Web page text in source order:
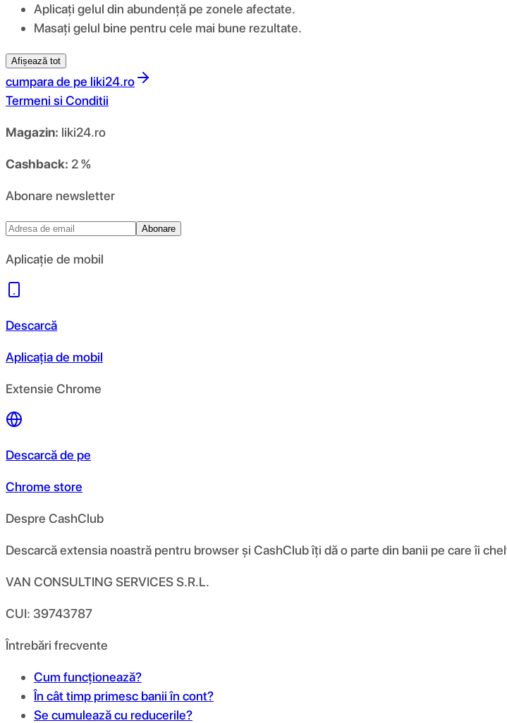
Aplicați gelul din abundență pe zonele afectate.
Masați gelul bine pentru cele mai bune rezultate.
Afișează tot
cumpara de pe liki24.ro
Termeni si Conditii
Magazin: liki24.ro
Cashback: 2 %
Abonare newsletter
Abonare
Aplicație de mobil
Descarcă
Aplicația de mobil
Extensie Chrome
Descarcă de pe
Chrome store
Despre CashClub
Descarcă extensia noastră pentru browser și CashClub îți dă o parte din banii pe care îi
VAN CONSULTING SERVICES S.R.L.
CUI: 39743787
Întrebări frecvente
Cum funcționează?
În cât timp primesc banii în cont?
Se cumulează cu reducerile?